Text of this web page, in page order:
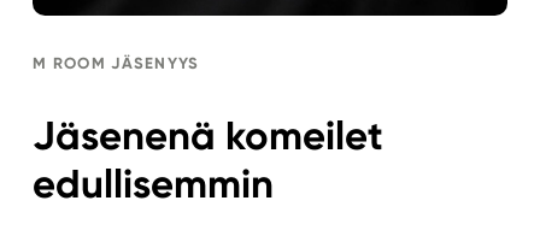
M ROOM JÄSENYYS
Jäsenenä komeilet
edullisemmin